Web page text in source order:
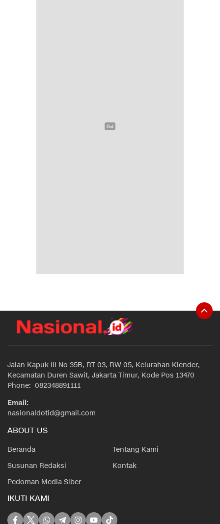
Jalan Kapuk III No 35B, RT 03, RW 05, Kelurahan Klender,
Kecamatan Duren Sawit, Jakarta Timur, Kode Pos 13470
Phone: 082348891111
Email:
nasionaldotid@gmail.com
ABOUT US
Beranda
Tentang Kami
Susunan Redaksi
Kontak
Pedoman Media Siber
IKUTI KAMI